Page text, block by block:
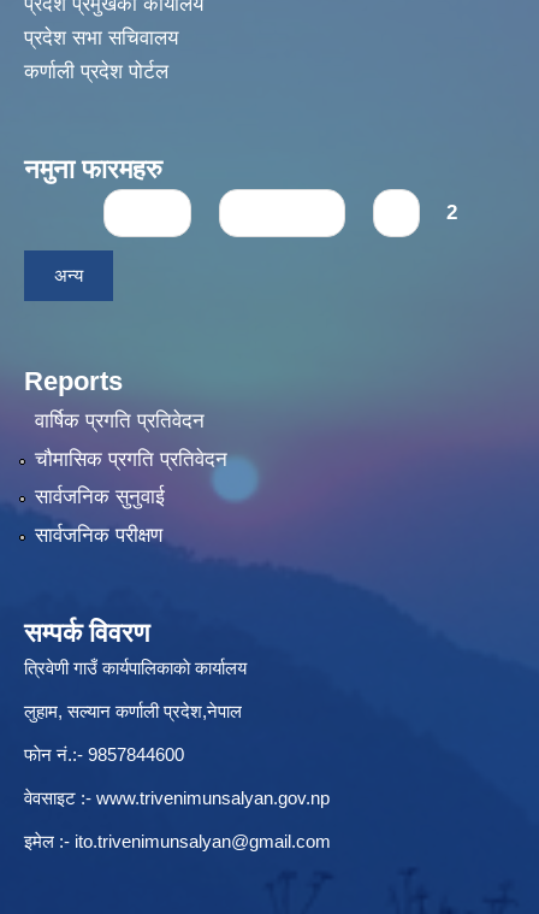
प्रदेश सभा सचिवालय
कर्णाली प्रदेश पोर्टल
नमुना फारमहरु
Pages 2
अन्य
Reports
वार्षिक प्रगति प्रतिवेदन
चौमासिक प्रगति प्रतिवेदन
सार्वजनिक सुनुवाई
सार्वजनिक परीक्षण
सम्पर्क विवरण
त्रिवेणी गाउँ कार्यपालिकाकाे कार्यालय
लुहाम, सल्यान कर्णाली प्रदेश,नेपाल
फाेन नं.:- 9857844600
वेवसाइट :- www.trivenimunsalyan.gov.np
इमेल :- ito.trivenimunsalyan@gmail.com